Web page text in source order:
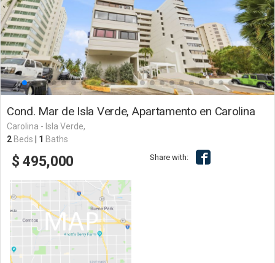
Cond. Mar de Isla Verde, Apartamento en Carolina
Carolina - Isla Verde,
2 Beds 1 Baths
$ 495,000 Share with: